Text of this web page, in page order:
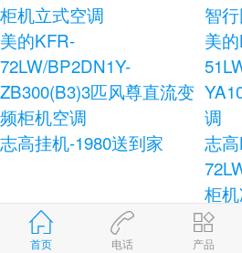
首页 电话 产品
柜机立式空调
智
美的KFR-
72LW/BP2DN1Y-
ZB300(B3)3匹风尊直流变
频柜机空调
美
调
志高挂机-1980送到家
志
柜
志高KFR-120LW/E41+N3
柜式空调
志高
健康